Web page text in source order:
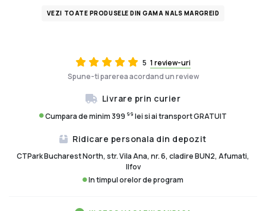
5 1 review-uri
Spune-ti parerea acordand un review
Livrare prin curier
Cumpara de minim 399 99 lei si ai transport GRATUIT
Ridicare personala din depozit
CTPark Bucharest North, str. Vila Ana, nr. 6, cladire BUN2, Afumati,
Ilfov
In timpul orelor de program
VEZI TOATE PRODUSELE DIN GAMA NALS MARGREID